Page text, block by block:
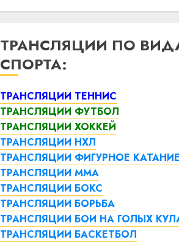
ТРАНСЛЯЦИИ ПО
СПОРТА:
ТРАНСЛЯЦИИ ТЕННИС
ТРАНСЛЯЦИИ ФУТБОЛ
ТРАНСЛЯЦИИ ХОККЕЙ
ТРАНСЛЯЦИИ НХЛ
ТРАНСЛЯЦИИ ФИГУРНОЕ КАТАНИЕ
ТРАНСЛЯЦИИ ММА
ТРАНСЛЯЦИИ БОКС
ТРАНСЛЯЦИИ БОРЬБА
ТРАНСЛЯЦИИ БОИ НА ГОЛЫХ
ТРАНСЛЯЦИИ БАСКЕТБОЛ